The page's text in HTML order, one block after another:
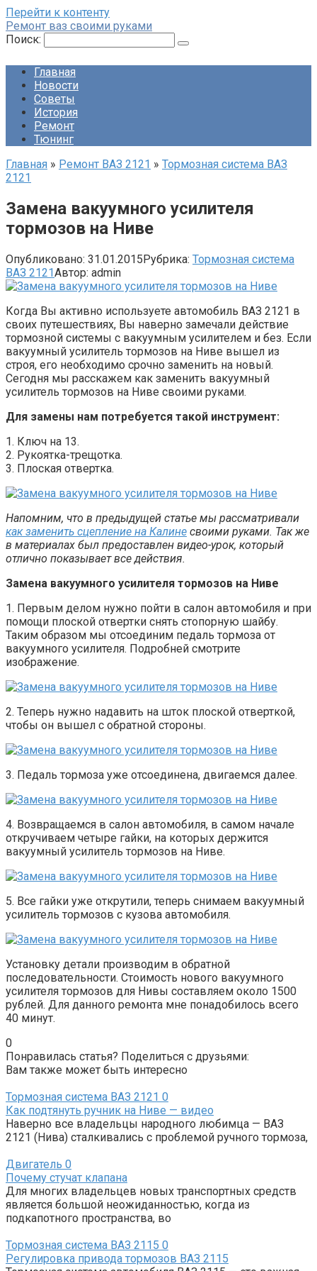
Перейти к контенту
Ремонт ваз своими руками
Поиск:
Главная
Новости
Советы
История
Ремонт
Тюнинг
Главная » Ремонт ВАЗ 2121 » Тормозная система ВАЗ
2121
Замена вакуумного усилителя
тормозов на Ниве
Опубликовано: 31.01.2015Рубрика: Тормозная система
ВАЗ 2121Автор: admin
Когда Вы активно используете автомобиль ВАЗ 2121 в
своих путешествиях, Вы наверно замечали действие
тормозной системы с вакуумным усилителем и без. Если
вакуумный усилитель тормозов на Ниве вышел из
строя, его необходимо срочно заменить на новый.
Сегодня мы расскажем как заменить вакуумный
усилитель тормозов на Ниве своими руками.
Для замены нам потребуется такой инструмент:
1. Ключ на 13.
2. Рукоятка-трещотка.
3. Плоская отвертка.
Напомним, что в предыдущей статье мы рассматривали
как заменить сцепление на Калине своими руками. Так же
в материалах был предоставлен видео-урок, который
отлично показывает все действия.
Замена вакуумного усилителя тормозов на Ниве
1. Первым делом нужно пойти в салон автомобиля и при
помощи плоской отвертки снять стопорную шайбу.
Таким образом мы отсоединим педаль тормоза от
вакуумного усилителя. Подробней смотрите
изображение.
2. Теперь нужно надавить на шток плоской отверткой,
чтобы он вышел с обратной стороны.
3. Педаль тормоза уже отсоединена, двигаемся далее.
4. Возвращаемся в салон автомобиля, в самом начале
откручиваем четыре гайки, на которых держится
вакуумный усилитель тормозов на Ниве.
5. Все гайки уже открутили, теперь снимаем вакуумный
усилитель тормозов с кузова автомобиля.
Установку детали производим в обратной
последовательности. Стоимость нового вакуумного
усилителя тормозов для Нивы составляем около 1500
рублей. Для данного ремонта мне понадобилось всего
40 минут.
0
Понравилась статья? Поделиться с друзьями:
Вам также может быть интересно
Тормозная система ВАЗ 2121 0
Как подтянуть ручник на Ниве — видео
Наверно все владельцы народного любимца — ВАЗ
2121 (Нива) сталкивались с проблемой ручного тормоза,
Двигатель 0
Почему стучат клапана
Для многих владельцев новых транспортных средств
является большой неожиданностью, когда из
подкапотного пространства, во
Тормозная система ВАЗ 2115 0
Регулировка привода тормозов ВАЗ 2115